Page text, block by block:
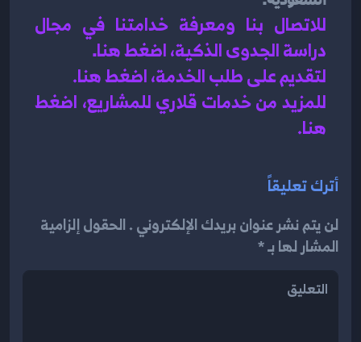
دراسة الجدوى الذكية، اضغط هنا.
لتقديم على طلب الخدمة، اضغط هنا.
هنا.
أترك تعليقاً
لن يتم نشر عنوان بريدك الإلكتروني . الحقول إلزامية
المشار لها بـ *